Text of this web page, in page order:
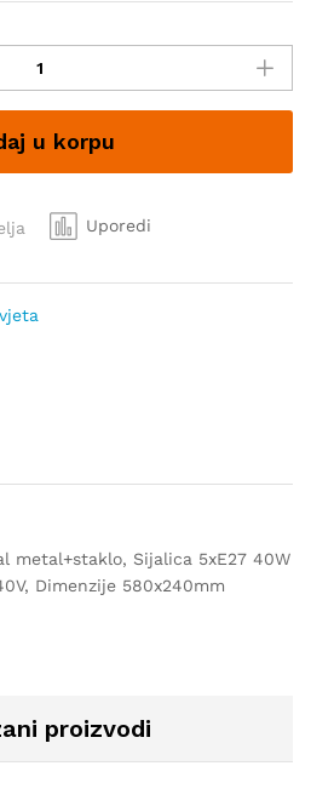
u korpu
Uporedi
metal+staklo, Sijalica 5xE27 40W
Dimenzije 580x240mm
proizvodi